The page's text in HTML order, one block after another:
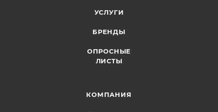
УСЛУГИ
БРЕНДЫ
ОПРОСНЫЕ
ЛИСТЫ
КОМПАНИЯ